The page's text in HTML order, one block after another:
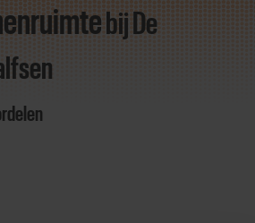
door naar content
bij De